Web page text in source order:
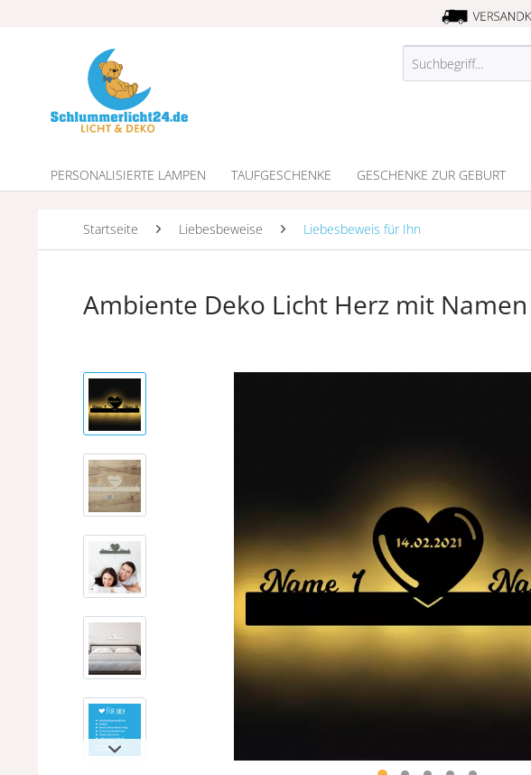
PERSONALISIERTE LAMPEN TAUFGESCHENKE GESCHENKE ZUR GEBURT
Startseite Liebesbeweise Liebesbeweis für Ihn
Ambiente Deko Licht Herz mit